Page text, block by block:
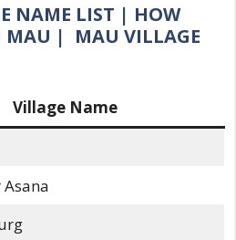
NAME LIST | HOW
MAU | MAU VILLAGE
Village Name